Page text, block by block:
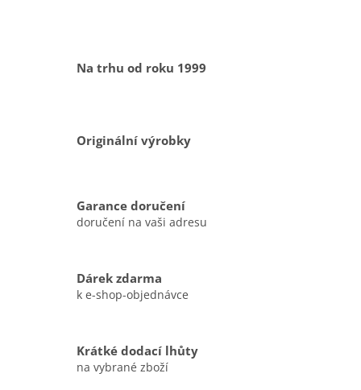
Na trhu od roku 1999
Originální výrobky
Garance doručení
doručení na vaši adresu
Dárek zdarma
k e-shop-objednávce
Krátké dodací lhůty
na vybrané zboží